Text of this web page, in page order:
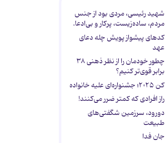
شهید رئیسی، مردی بود از جنس
مردم، ساده‌زیست، پرکار و بی‌ادعا.
کدهای پیشواز پویش چله دعای
عهد
چطور خودمان را از نظر ذهنی ۳۸
برابر قوی‌تر کنیم؟
کن ۲۰۲۵؛ جشنواره‌ای علیه خانواده
راز افرادی که کمتر ضرر می‌کنند!
دورود، سرزمین شگفتی‌های
طبیعت
جان فدا